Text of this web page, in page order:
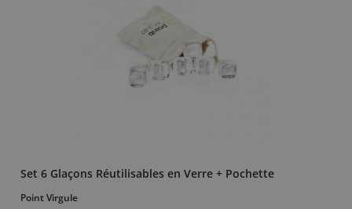
Set 6 Glaçons Réutilisables en Verre + Pochette
Point Virgule